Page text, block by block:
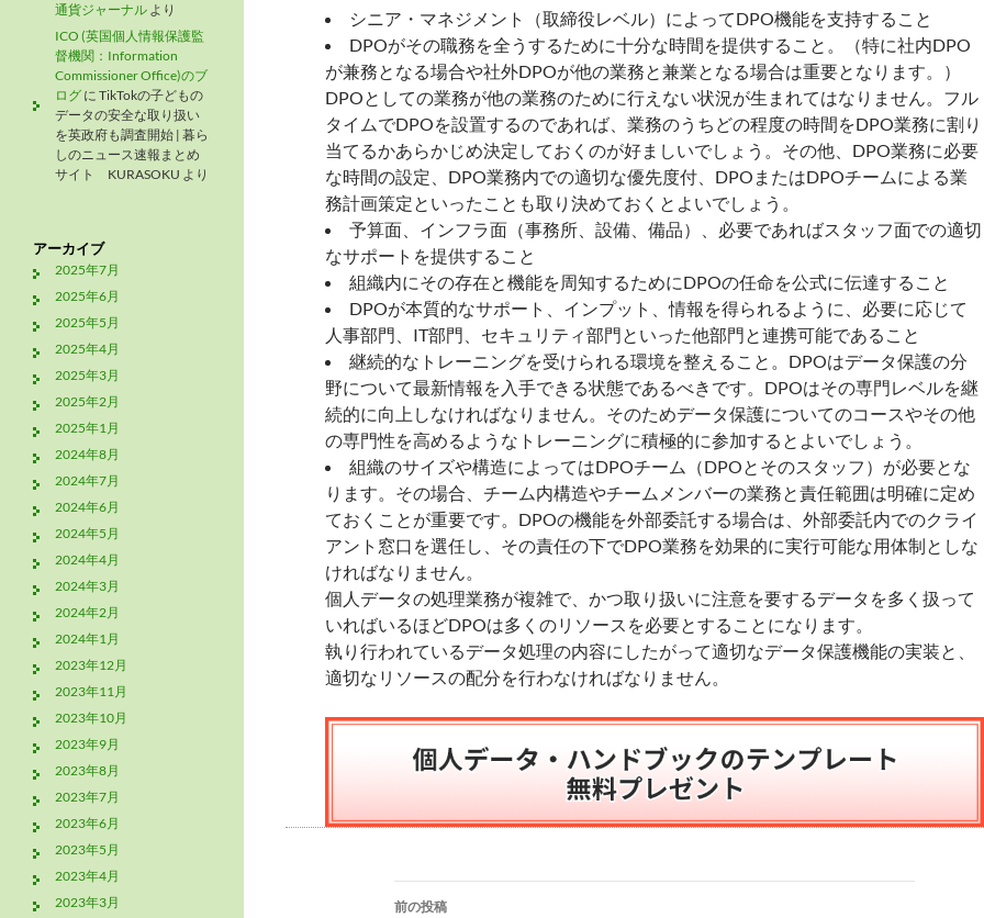
シニア・マネジメント（取締役レベル）によってDPO機能を支持すること
DPOがその職務を全うするために十分な時間を提供すること。（特に社内DPO
が兼務となる場合や社外DPOが他の業務と兼業となる場合は重要となります。）
DPOとしての業務が他の業務のために行えない状況が生まれてはなりません。フル
タイムでDPOを設置するのであれば、業務のうちどの程度の時間をDPO業務に割り
当てるかあらかじめ決定しておくのが好ましいでしょう。その他、DPO業務に必要
な時間の設定、DPO業務内での適切な優先度付、DPOまたはDPOチームによる業
務計画策定といったことも取り決めておくとよいでしょう。
予算面、インフラ面（事務所、設備、備品）、必要であればスタッフ面での適切
なサポートを提供すること
組織内にその存在と機能を周知するためにDPOの任命を公式に伝達すること
DPOが本質的なサポート、インプット、情報を得られるように、必要に応じて
人事部門、IT部門、セキュリティ部門といった他部門と連携可能であること
継続的なトレーニングを受けられる環境を整えること。DPOはデータ保護の分
野について最新情報を入手できる状態であるべきです。DPOはその専門レベルを継
続的に向上しなければなりません。そのためデータ保護についてのコースやその他
の専門性を高めるようなトレーニングに積極的に参加するとよいでしょう。
組織のサイズや構造によってはDPOチーム（DPOとそのスタッフ）が必要とな
ります。その場合、チーム内構造やチームメンバーの業務と責任範囲は明確に定め
ておくことが重要です。DPOの機能を外部委託する場合は、外部委託内でのクライ
アント窓口を選任し、その責任の下でDPO業務を効果的に実行可能な用体制としな
ければなりません。
個人データの処理業務が複雑で、かつ取り扱いに注意を要するデータを多く扱って
いればいるほどDPOは多くのリソースを必要とすることになります。
執り行われているデータ処理の内容にしたがって適切なデータ保護機能の実装と、
適切なリソースの配分を行わなければなりません。
投
前の投稿
通貨ジャーナル より
ICO (英国個人情報保護監
督機関：Information
Commissioner Office)のブ
ログ に TikTokの子どもの
データの安全な取り扱い
を英政府も調査開始 | 暮ら
しのニュース速報まとめ
サイト KURASOKU より
アーカイブ
2025年7月
2025年6月
2025年5月
2025年4月
2025年3月
2025年2月
2025年1月
2024年8月
2024年7月
2024年6月
2024年5月
2024年4月
2024年3月
2024年2月
2024年1月
2023年12月
2023年11月
2023年10月
2023年9月
2023年8月
2023年7月
2023年6月
2023年5月
2023年4月
2023年3月